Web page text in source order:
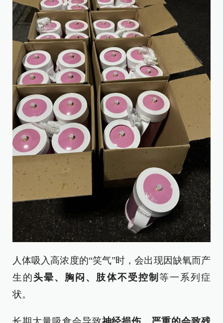
人体吸入高浓度的“笑气”时，会出现因缺氧而产
生的头晕、胸闷、肢体不受控制 等一系列症
状。